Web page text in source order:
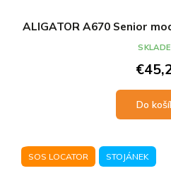
ALIGATOR A670 Senior
Do
SOS LOCATOR STOJÁNEK